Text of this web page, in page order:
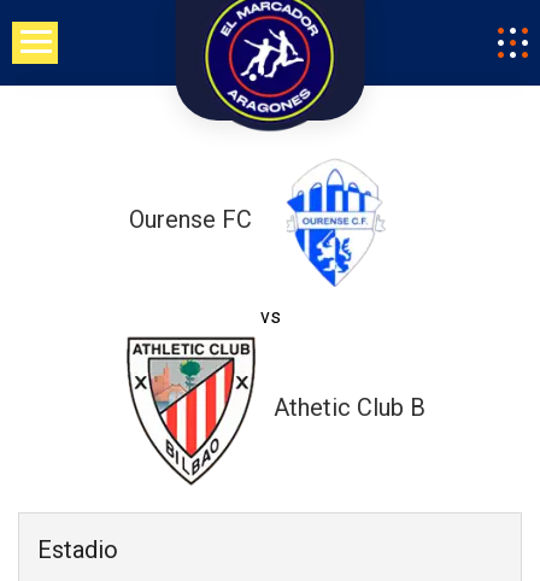
Saltar
contenido
Ourense FC
vs
Athetic Club B
Estadio